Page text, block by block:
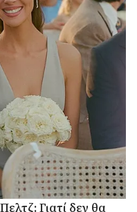
Γιατί δεν θα